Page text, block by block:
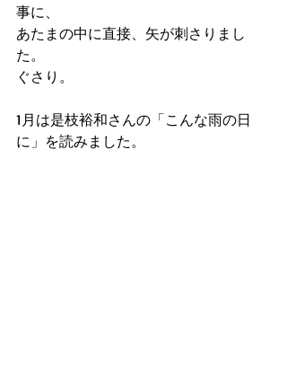
事に、
あたまの中に直接、矢が刺さりまし
た。
ぐさり。
1月は是枝裕和さんの「こんな雨の日
に」を読みました。